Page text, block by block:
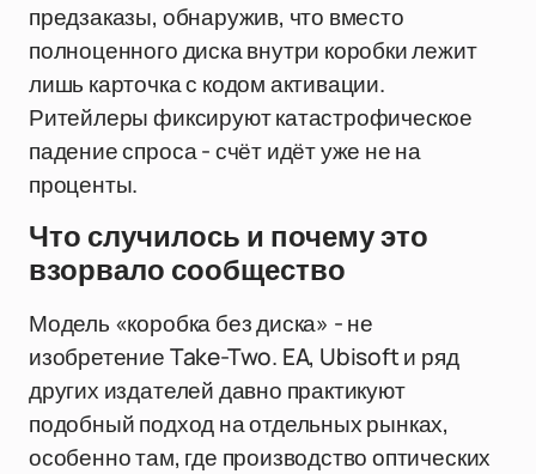
предзаказы, обнаружив, что вместо
полноценного диска внутри коробки лежит
лишь карточка с кодом активации.
Ритейлеры фиксируют катастрофическое
падение спроса - счёт идёт уже не на
проценты.
Что случилось и почему это
взорвало сообщество
Модель «коробка без диска» - не
изобретение Take-Two. EA, Ubisoft и ряд
других издателей давно практикуют
подобный подход на отдельных рынках,
особенно там, где производство оптических